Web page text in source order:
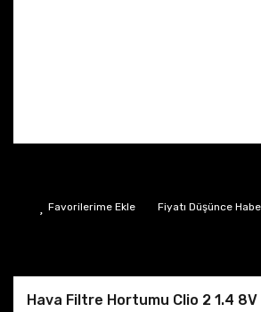
Fiyatı Düşünce
Hava Filtre Hortumu Clio 2 1.4 8V